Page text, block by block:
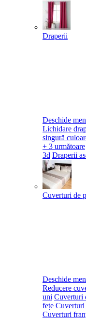
Draperii
Deschide
Lichidare
singură
+ 3 următoare
3d Draperii
Cuverturi de
Deschide
Reducere
uni Cuverturi
fețe Cuverturi
Cuverturi